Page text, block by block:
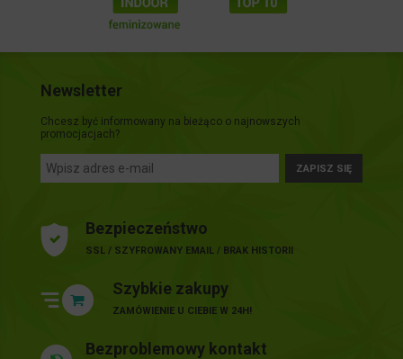
Newsletter
Chcesz być informowany na bieżąco o najnowszych
promocjacjach?
ZAPISZ SIĘ
Bezpieczeństwo
SSL / SZYFROWANY EMAIL / BRAK HISTORII
Szybkie zakupy
ZAMÓWIENIE U CIEBIE W 24H!
Bezproblemowy kontakt